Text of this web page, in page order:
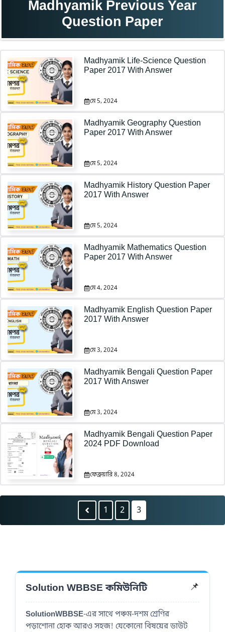
Madhyamik Previous Year
Question Paper
Madhyamik Life-Science Question
Paper 2017 With Answer
মে 5, 2024
Madhyamik Geography Question
Paper 2017 With Answer
মে 5, 2024
Madhyamik History Question Paper
2017 With Answer
মে 5, 2024
Madhyamik Mathematics Question
Paper 2017 With Answer
মে 4, 2024
Madhyamik English Question Paper
2017 With Answer
মে 3, 2024
Madhyamik Bengali Question Paper
2017 With Answer
মে 3, 2024
Madhyamik Bengali Question Paper
2024 PDF Download
ফেব্রুয়ারি 8, 2024
1 2 3
Solution WBBSE কমিউনিটি 📌
SolutionWBBSE-এর সাথে পঞ্চম-দশম শ্রেণির
পড়াশোনা হোক আরও সহজ! যেকোনো বিষয়ের ডাউট